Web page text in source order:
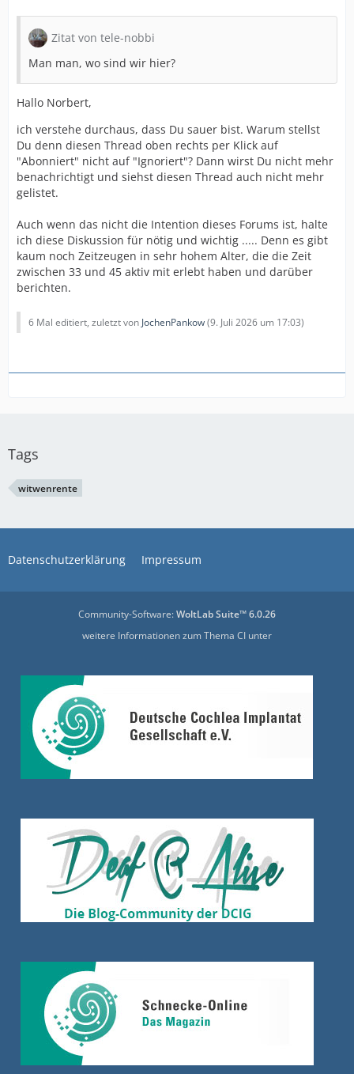
Zitat von tele-nobbi
Man man, wo sind wir hier?
Hallo Norbert,
ich verstehe durchaus, dass Du sauer bist. Warum stellst
Du denn diesen Thread oben rechts per Klick auf
"Abonniert" nicht auf "Ignoriert"? Dann wirst Du nicht mehr
benachrichtigt und siehst diesen Thread auch nicht mehr
gelistet.
Auch wenn das nicht die Intention dieses Forums ist, halte
ich diese Diskussion für nötig und wichtig ..... Denn es gibt
kaum noch Zeitzeugen in sehr hohem Alter, die die Zeit
zwischen 33 und 45 aktiv mit erlebt haben und darüber
berichten.
6 Mal editiert, zuletzt von JochenPankow(9. Juli 2026 um 17:03)
Tags
witwenrente
Datenschutzerklärung Impressum
Community-Software:WoltLab Suite™ 6.0.26
weitere Informationen zum Thema CI unter